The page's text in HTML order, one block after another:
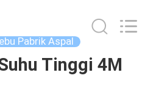
Pabrik Aspal
Tinggi 4M